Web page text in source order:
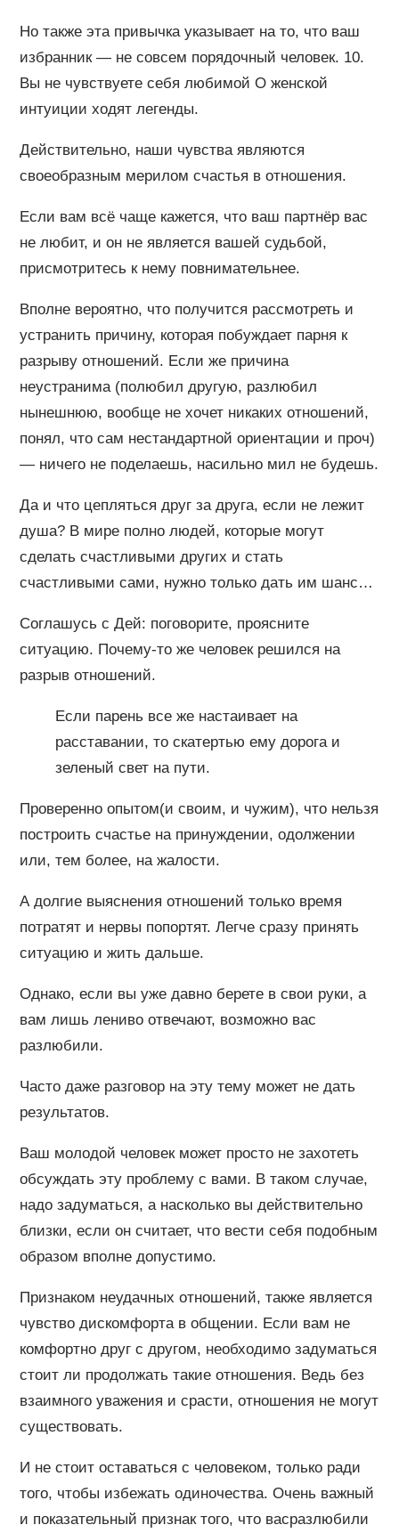
Но также эта привычка указывает на то, что ваш
избранник — не совсем порядочный человек. 10.
Вы не чувствуете себя любимой О женской
интуиции ходят легенды.
Действительно, наши чувства являются
своеобразным мерилом счастья в отношения.
Если вам всё чаще кажется, что ваш партнёр вас
не любит, и он не является вашей судьбой,
присмотритесь к нему повнимательнее.
Вполне вероятно, что получится рассмотреть и
устранить причину, которая побуждает парня к
разрыву отношений. Если же причина
неустранима (полюбил другую, разлюбил
нынешнюю, вообще не хочет никаких отношений,
понял, что сам нестандартной ориентации и проч)
— ничего не поделаешь, насильно мил не будешь.
Да и что цепляться друг за друга, если не лежит
душа? В мире полно людей, которые могут
сделать счастливыми других и стать
счастливыми сами, нужно только дать им шанс…
Соглашусь с Дей: поговорите, проясните
ситуацию. Почему-то же человек решился на
разрыв отношений.
Если парень все же настаивает на
расставании, то скатертью ему дорога и
зеленый свет на пути.
Проверенно опытом(и своим, и чужим), что нельзя
построить счастье на принуждении, одолжении
или, тем более, на жалости.
А долгие выяснения отношений только время
потратят и нервы попортят. Легче сразу принять
ситуацию и жить дальше.
Однако, если вы уже давно берете в свои руки, а
вам лишь лениво отвечают, возможно вас
разлюбили.
Часто даже разговор на эту тему может не дать
результатов.
Ваш молодой человек может просто не захотеть
обсуждать эту проблему с вами. В таком случае,
надо задуматься, а насколько вы действительно
близки, если он считает, что вести себя подобным
образом вполне допустимо.
Признаком неудачных отношений, также является
чувство дискомфорта в общении. Если вам не
комфортно друг с другом, необходимо задуматься
стоит ли продолжать такие отношения. Ведь без
взаимного уважения и срасти, отношения не могут
существовать.
И не стоит оставаться с человеком, только ради
того, чтобы избежать одиночества. Очень важный
и показательный признак того, что васразлюбили